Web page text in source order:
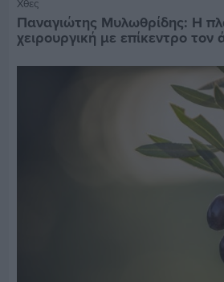
Χθες
Παναγιώτης Μυλωθρίδης: Η
χειρουργική με επίκεντρο